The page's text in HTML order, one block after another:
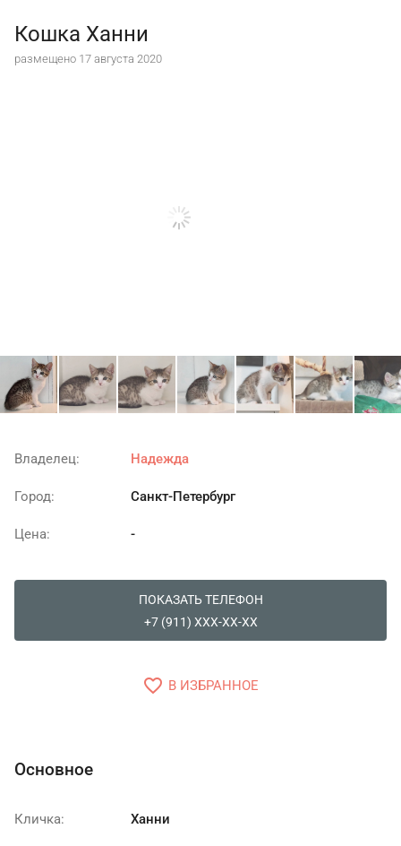
Кошка Ханни
размещено 17 августа 2020
Владелец: Надежда
Город: Санкт-Петербург
Цена: -
ПОКАЗАТЬ ТЕЛЕФОН
+7 (911) XXX-XX-XX
favorite_border В ИЗБРАННОЕ
Основное
Кличка: Ханни